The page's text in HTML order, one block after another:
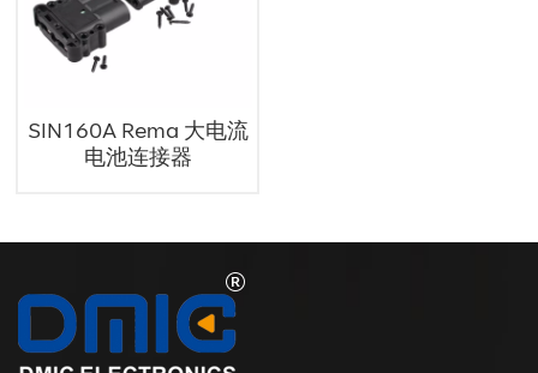
SIN160A Rema 大电流
电池连接器